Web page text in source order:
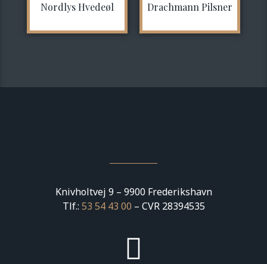
Nordlys Hvedeøl Drachmann Pilsner
Knivholtvej 9 – 9900 Frederikshavn
Tlf.: 53 54 43 00 – CVR 28394535